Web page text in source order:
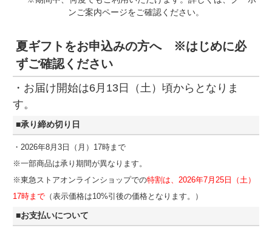
ンご案内ページをご確認ください。
夏ギフトをお申込みの方へ ※はじめに必
ずご確認ください
・お届け開始は6月13日（土）頃からとなりま
す。
■承り締め切り日
・2026年8月3日（月）17時まで
※一部商品は承り期間が異なります。
※東急ストアオンラインショップでの特割は、2026年7月25日（土）
17時まで（表示価格は10%引後の価格となります。）
■お支払いについて